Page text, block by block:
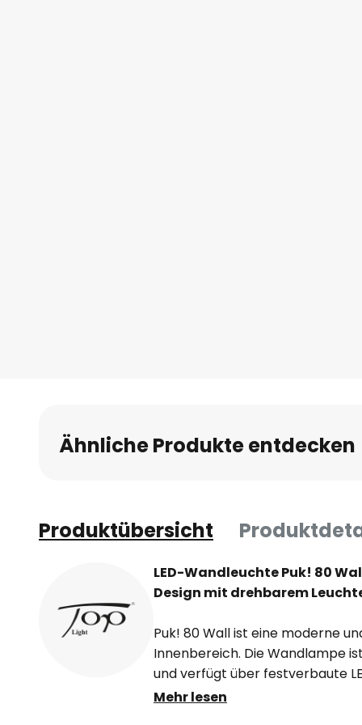
Ähnliche Produkte entdecken
Produktübersicht
LED-Wandleuchte Puk! 80
Design mit drehbarem
Puk! 80 Wall ist eine moderne
Innenbereich. Die Wandlampe
und verfügt über festverbaute
Beleuchtung nach oben und
Mehr lesen